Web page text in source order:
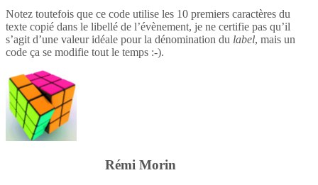
Notez toutefois que ce code utilise les 10 premiers caractères du
texte copié dans le libellé de l’évènement, je ne certifie pas qu’il
s’agit d’une valeur idéale pour la dénomination du label, mais un
code ça se modifie tout le temps :-).
Rémi Morin